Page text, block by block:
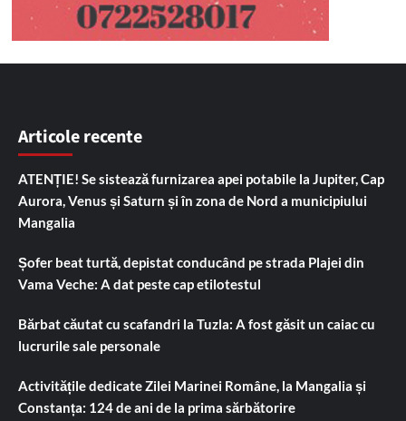
Articole recente
ATENȚIE! Se sistează furnizarea apei potabile la Jupiter, Cap
Aurora, Venus și Saturn și în zona de Nord a municipiului
Mangalia
Șofer beat turtă, depistat conducând pe strada Plajei din
Vama Veche: A dat peste cap etilotestul
Bărbat căutat cu scafandri la Tuzla: A fost găsit un caiac cu
lucrurile sale personale
Activitățile dedicate Zilei Marinei Române, la Mangalia și
Constanța: 124 de ani de la prima sărbătorire